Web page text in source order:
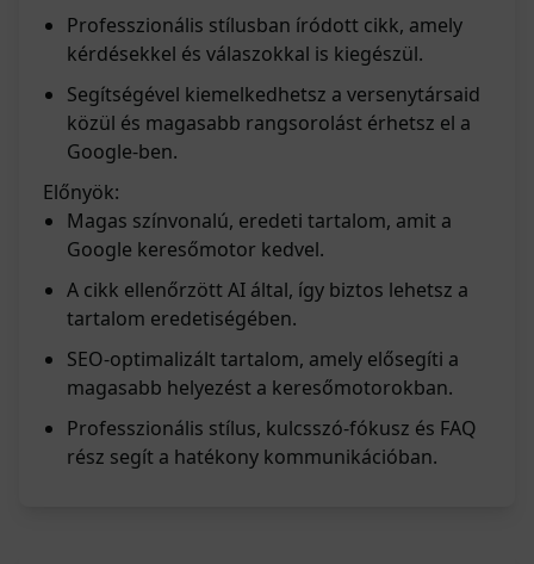
Professzionális stílusban íródott cikk, amely
kérdésekkel és válaszokkal is kiegészül.
Segítségével kiemelkedhetsz a versenytársaid
közül és magasabb rangsorolást érhetsz el a
Google-ben.
Előnyök:
Magas színvonalú, eredeti tartalom, amit a
Google keresőmotor kedvel.
A cikk ellenőrzött AI által, így biztos lehetsz a
tartalom eredetiségében.
SEO-optimalizált tartalom, amely elősegíti a
magasabb helyezést a keresőmotorokban.
Professzionális stílus, kulcsszó-fókusz és FAQ
rész segít a hatékony kommunikációban.